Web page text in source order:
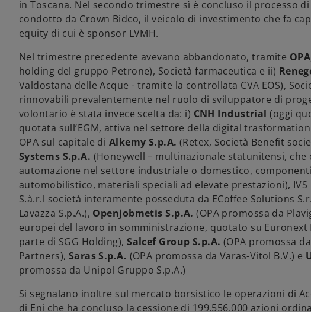
in Toscana. Nel secondo trimestre sì è concluso il processo
condotto da Crown Bidco, il veicolo di investimento che fa
equity di cui è sponsor LVMH.
Nel trimestre precedente avevano abbandonato, tramite OPA
holding del gruppo Petrone), Società farmaceutica e ii)
Valdostana delle Acque - tramite la controllata CVA EOS),
rinnovabili prevalentemente nel ruolo di sviluppatore di
volontario è stata invece scelta da: i) CNH Industrial (oggi
quotata sull’EGM, attiva nel settore della digital
OPA sul capitale di Alkemy S.p.A. (Retex, Società Benefit
Systems S.p.A. (Honeywell – multinazionale statunitensi,
automazione nel settore industriale o domestico,
automobilistico, materiali speciali ad elevate prestazioni), IVS
S.à.r.l società interamente posseduta da ECoffee Solutions
Lavazza S.p.A.), Openjobmetis S.p.A. (OPA promossa da
europei del lavoro in somministrazione, quotato su Euronext
parte di SGG Holding),Salcef Group S.p.A. (OPA promossa
Partners), Saras S.p.A. (OPA promossa da Varas-Vitol B.V.) e
promossa da Unipol Gruppo S.p.A.)
Si segnalano inoltre sul mercato borsistico le operazioni di
di Eni che ha concluso la cessione di 199.556.000 azioni